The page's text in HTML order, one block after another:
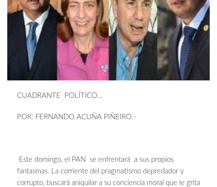
CUADRANTE POLÍTICO…
POR: FERNANDO ACUÑA PIÑEIRO.-
Este domingo, el PAN se enfrentará a sus propios
fantasmas. La corriente del pragmatismo depredador y
corrupto, buscará aniquilar a su conciencia moral que le grita